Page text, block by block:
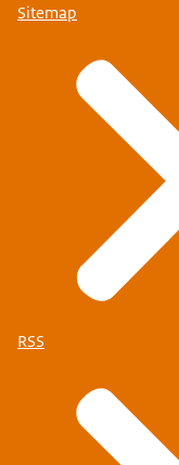
Sitemap
RSS